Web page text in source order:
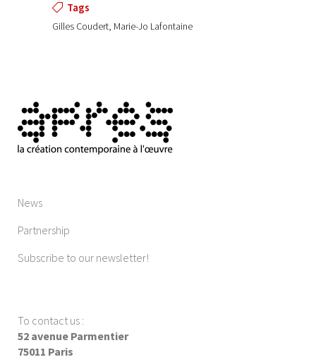
Tags
Gilles Coudert, Marie-Jo Lafontaine
News
Partnership
Subscribe to our newsletter!
To contact us :
52 avenue Parmentier
75011 Paris